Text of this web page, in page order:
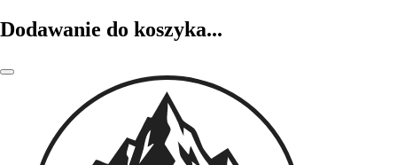
Dodawanie do koszyka...